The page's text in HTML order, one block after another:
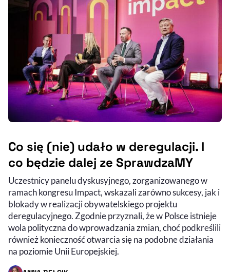
Co się (nie) udało w deregulacji. I
co będzie dalej ze SprawdzaMY
Uczestnicy panelu dyskusyjnego, zorganizowanego w
ramach kongresu Impact, wskazali zarówno sukcesy, jak i
blokady w realizacji obywatelskiego projektu
deregulacyjnego. Zgodnie przyznali, że w Polsce istnieje
wola polityczna do wprowadzania zmian, choć podkreślili
również konieczność otwarcia się na podobne działania
na poziomie Unii Europejskiej.